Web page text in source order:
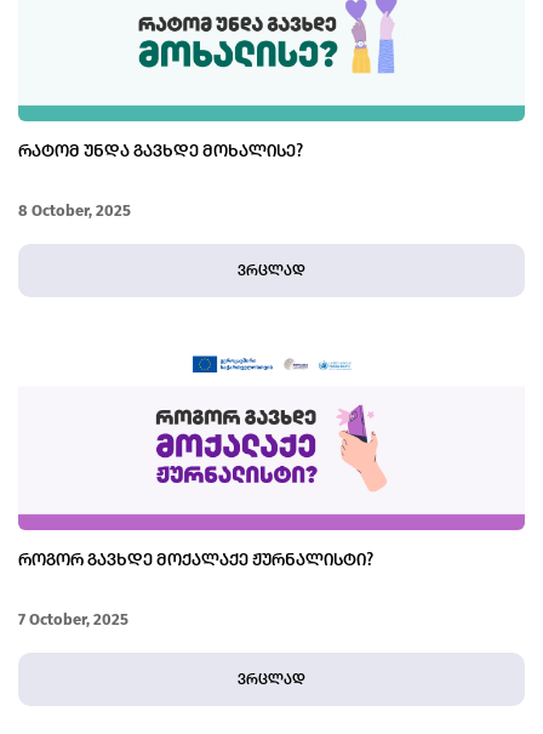
ᲠᲐᲢᲝᲛ ᲣᲜᲓᲐ ᲒᲐᲕᲮᲓᲔ ᲛᲝᲮᲐᲚᲘᲡᲔ?
8 October, 2025
ვრცლად
ᲠᲝᲒᲝᲠ ᲒᲐᲕᲮᲓᲔ ᲛᲝᲥᲐᲚᲐᲥᲔ ᲟᲣᲠᲜᲐᲚᲘᲡᲢᲘ?
7 October, 2025
ვრცლად